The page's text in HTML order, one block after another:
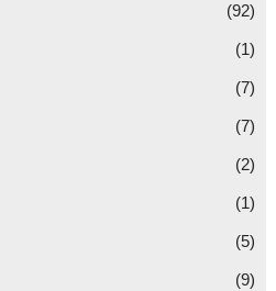
(92)
(1)
(7)
(7)
(2)
(1)
(5)
(9)